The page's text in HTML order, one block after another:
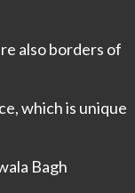
also borders of
which is unique
Bagh